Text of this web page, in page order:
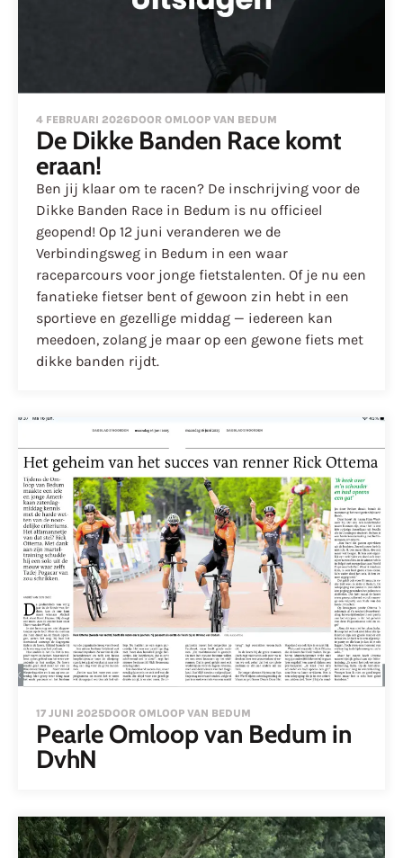
4 FEBRUARI 2026DOOR OMLOOP VAN BEDUM
De Dikke Banden Race komt
eraan!
Ben jij klaar om te racen? De inschrijving voor de
Dikke Banden Race in Bedum is nu officieel
geopend! Op 12 juni veranderen we de
Verbindingsweg in Bedum in een waar
raceparcours voor jonge fietstalenten. Of je nu een
fanatieke fietser bent of gewoon zin hebt in een
sportieve en gezellige middag — iedereen kan
meedoen, zolang je maar op een gewone fiets met
dikke banden rijdt.
17 JUNI 2025DOOR OMLOOP VAN BEDUM
Pearle Omloop van Bedum in
DvhN